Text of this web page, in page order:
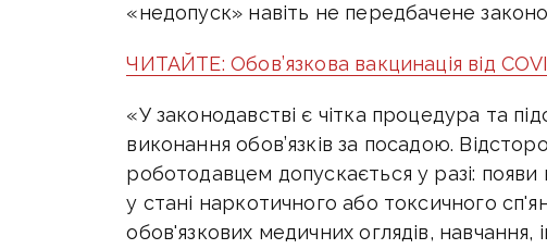
«недопуск» навіть не передбачене
ЧИТАЙТЕ: Обов’язкова вакцинація від
«У законодавстві є чітка процедура та
виконання обов’язків за посадою.
роботодавцем допускається у разі:
у стані наркотичного або токсичного
обов'язкових медичних оглядів, навчання,